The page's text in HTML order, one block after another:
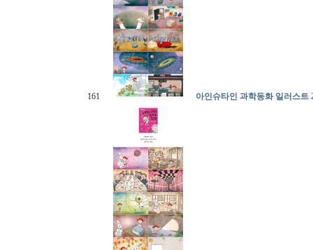
161 아인슈타인 과학동화 일러스트